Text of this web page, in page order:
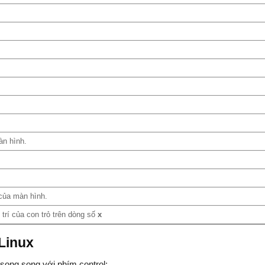
hình.
màn hình.
của con trỏ trên dòng số x